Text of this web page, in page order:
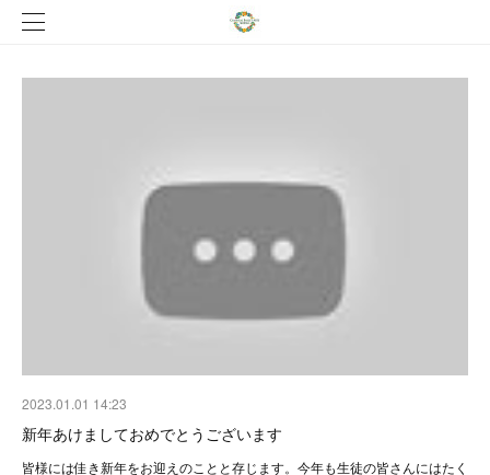
2023.01.01 14:23
新年あけましておめでとうございます
皆様には佳き新年をお迎えのことと存じます。今年も生徒の皆さんにはたく